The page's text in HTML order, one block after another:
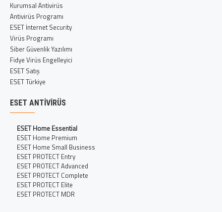
Kurumsal Antivirüs
Antivirüs Programı
ESET İnternet Security
Virüs Programı
Siber Güvenlik Yazılımı
Fidye Virüs Engelleyici
ESET Satış
ESET Türkiye
ESET ANTIVIRÜS
ESET Home Essential
ESET Home Premium
ESET Home Small Business
ESET PROTECT Entry
ESET PROTECT Advanced
ESET PROTECT Complete
ESET PROTECT Elite
ESET PROTECT MDR